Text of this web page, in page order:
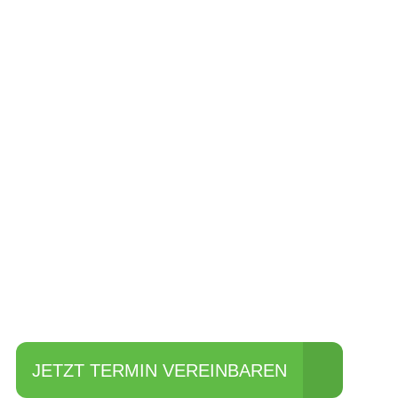
JETZT TERMIN VEREINBAREN